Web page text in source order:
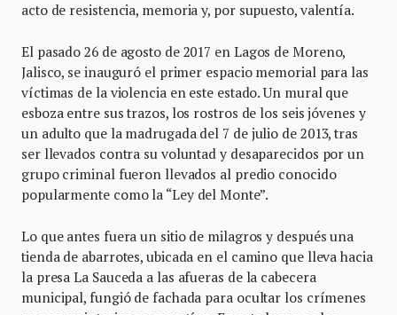
acto de resistencia, memoria y, por supuesto, valentía.
El pasado 26 de agosto de 2017 en Lagos de Moreno,
Jalisco, se inauguró el primer espacio memorial para las
víctimas de la violencia en este estado. Un mural que
esboza entre sus trazos, los rostros de los seis jóvenes y
un adulto que la madrugada del 7 de julio de 2013, tras
ser llevados contra su voluntad y desaparecidos por un
grupo criminal fueron llevados al predio conocido
popularmente como la “Ley del Monte”.
Lo que antes fuera un sitio de milagros y después una
tienda de abarrotes, ubicada en el camino que lleva hacia
la presa La Sauceda a las afueras de la cabecera
municipal, fungió de fachada para ocultar los crímenes